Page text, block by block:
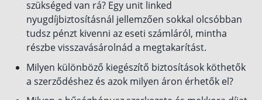
szükséged van rá? Egy unit linked
nyugdíjbiztosításnál jellemzően sokkal olcsóbban
tudsz pénzt kivenni az eseti számláról, mintha
részbe visszavásárolnád a megtakarítást.
Milyen különböző kiegészítő biztosítások köthetők
a szerződéshez és azok milyen áron érhetők el?